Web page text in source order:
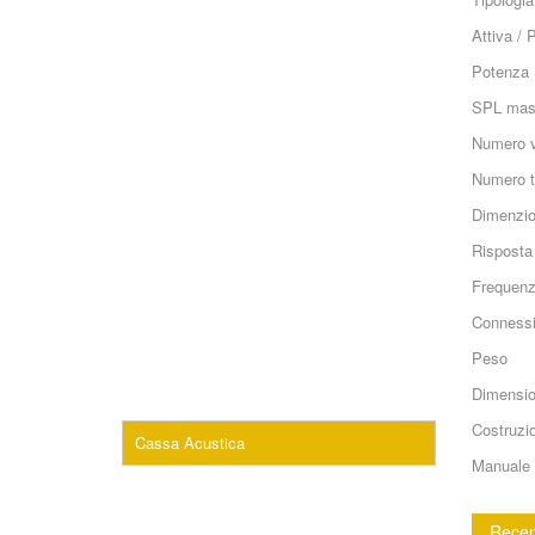
Cassa Acustica
Attiva /
Potenza
SPL
Numero
Numero
Peso
Manuale